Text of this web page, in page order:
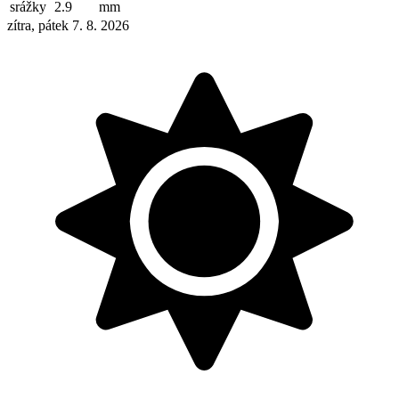
srážky 2.9
mm
zítra, pátek 7. 8. 2026